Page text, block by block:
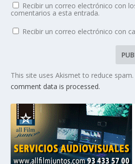
Recibir un correo electrónico con
comentarios a esta entrada.
Recibir un correo electrónico con
This site uses Akismet to reduce spam.
comment data is processed.